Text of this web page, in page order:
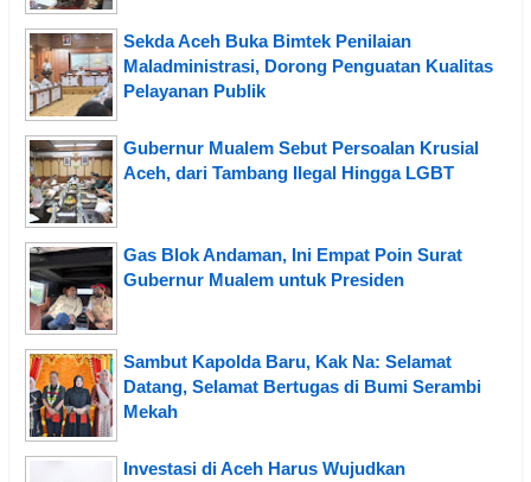
Sekda Aceh Buka Bimtek Penilaian
Maladministrasi, Dorong Penguatan Kualitas
Pelayanan Publik
Gubernur Mualem Sebut Persoalan Krusial
Aceh, dari Tambang Ilegal Hingga LGBT
Gas Blok Andaman, Ini Empat Poin Surat
Gubernur Mualem untuk Presiden
Sambut Kapolda Baru, Kak Na: Selamat
Datang, Selamat Bertugas di Bumi Serambi
Mekah
Investasi di Aceh Harus Wujudkan